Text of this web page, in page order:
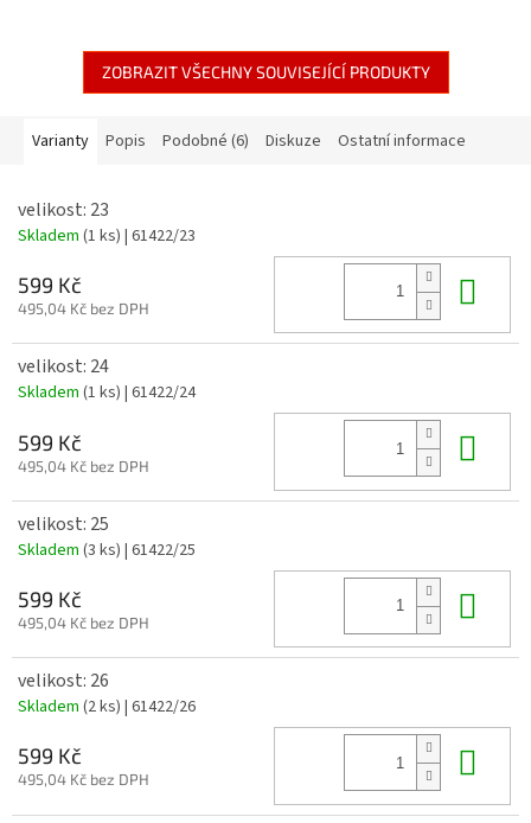
ZOBRAZIT VŠECHNY SOUVISEJÍCÍ PRODUKTY
Varianty Popis Podobné (6) Diskuze Ostatní informace
velikost: 23
Skladem (1 ks) | 61422/23
599 Kč
495,04 Kč bez DPH
velikost: 24
Skladem (1 ks) | 61422/24
599 Kč
495,04 Kč bez DPH
velikost: 25
Skladem (3 ks) | 61422/25
599 Kč
495,04 Kč bez DPH
velikost: 26
Skladem (2 ks) | 61422/26
599 Kč
495,04 Kč bez DPH